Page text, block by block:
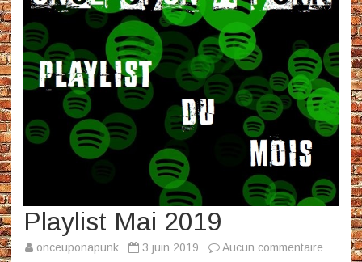
Playlist Mai 2019
onceuponapunk 3 juin 2019 Aucun commentaire